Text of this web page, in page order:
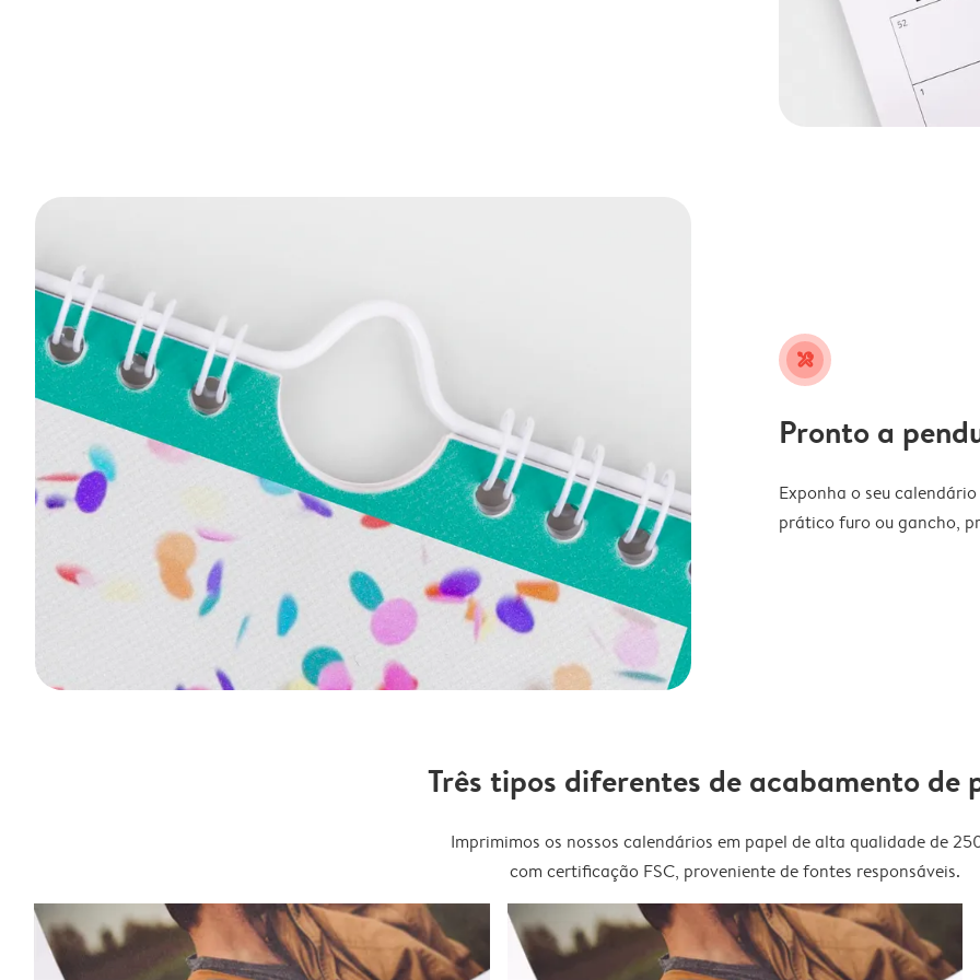
tools
Pronto a
Exponha o seu
prático furo ou gancho,
Três tipos diferentes de acabamento de
Imprimimos os nossos calendários em papel de alta qualidade de
com certificação FSC, proveniente de fontes responsáveis.